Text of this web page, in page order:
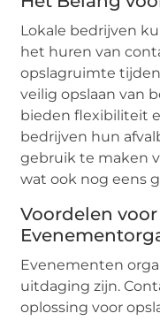
Lokale bedrijven
het huren van
opslagruimte
veilig opslaan van
bieden flexibiliteit
bedrijven hun
gebruik te maken
wat ook nog eens
Voordelen voor
Evenementen
uitdaging zijn.
oplossing voor